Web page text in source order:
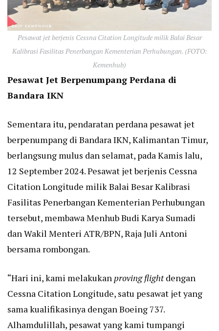
Pesawat jet berjenis Cessna Citation Longitude milik Balai Besar
Kalibrasi Fasilitas Penerbangan Kementerian Perhubungan. (FOTO:
Kemenhub)
Pesawat Jet Berpenumpang Perdana di
Bandara IKN
Sementara itu, pendaratan perdana pesawat jet
berpenumpang di Bandara IKN, Kalimantan Timur,
berlangsung mulus dan selamat, pada Kamis lalu,
12 September 2024. Pesawat jet berjenis Cessna
Citation Longitude milik Balai Besar Kalibrasi
Fasilitas Penerbangan Kementerian Perhubungan
tersebut, membawa Menhub Budi Karya Sumadi
dan Wakil Menteri ATR/BPN, Raja Juli Antoni
bersama rombongan.
“Hari ini, kami melakukan proving flightdengan
Cessna Citation Longitude, satu pesawat jet yang
sama kualifikasinya dengan Boeing 737.
Alhamdulillah, pesawat yang kami tumpangi